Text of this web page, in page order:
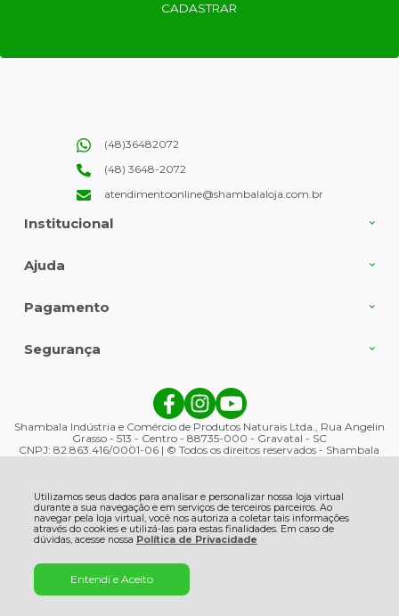
Utilizamos seus dados para analisar e personalizar nossa loja virtual
durante a sua navegação e em serviços de terceiros parceiros. Ao
navegar pela loja virtual, você nos autoriza a coletar tais informações
através do cookies e utilizá-las para estas finalidades. Em caso de
dúvidas, acesse nossa Política de Privacidade
Entendi e Aceito
CADASTRAR
Institucional
Ajuda
(48)36482072
(48) 3648-2072
atendimentoonline@shambalaloja.com.br
Pagamento
Segurança
Shambala Indústria e Comércio de Produtos Naturais Ltda., Rua Angelin
Grasso - 513 - Centro - 88735-000 - Gravatal - SC
CNPJ: 82.863.416/0001-06 | © Todos os direitos reservados - Shambala